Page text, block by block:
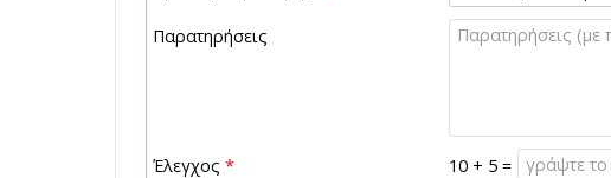
Παρατηρήσεις
Έλεγχος * 10 + 5 =